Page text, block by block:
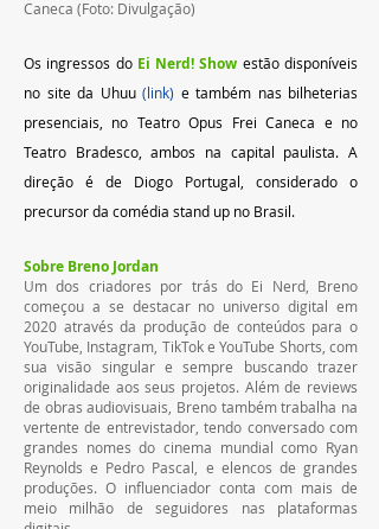
Caneca (Foto: Divulgação)
Os ingressos do Ei Nerd! Show estão disponíveis
no site da Uhuu (link) e também nas bilheterias
presenciais, no Teatro Opus Frei Caneca e no
Teatro Bradesco, ambos na capital paulista. A
direção é de Diogo Portugal, considerado o
precursor da comédia stand up no Brasil.
Sobre Breno Jordan
Um dos criadores por trás do Ei Nerd, Breno
começou a se destacar no universo digital em
2020 através da produção de conteúdos para o
YouTube, Instagram, TikTok e YouTube Shorts, com
sua visão singular e sempre buscando trazer
originalidade aos seus projetos. Além de reviews
de obras audiovisuais, Breno também trabalha na
vertente de entrevistador, tendo conversado com
grandes nomes do cinema mundial como Ryan
Reynolds e Pedro Pascal, e elencos de grandes
produções. O influenciador conta com mais de
meio milhão de seguidores nas plataformas